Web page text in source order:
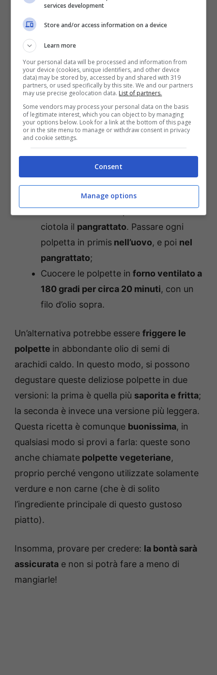
bene e unire poi lecarote lesse
tagliate a dadini, con ipisellini cotti.
Salare a piacere, e unire infine6 o 7
cucchiai di pangrattatofino a formare
un composto omogeneo;
Con le mani leggermente oliate,
formate quindi lepolpette
dosi, potrebbero uscirne circa 30;
Rompere in una ciotola
mescolarle: versare poi in un’altra
ciotola il pangrattato. Passare ogni
polpetta in primis nell’uovo, e poi nel
pangrattato;
Cuocere le polpette in forno ventilato a
180 gradi per circa 20 minuti, con un
filo d’olio sopra.
Un’alternativa potrebbe essere friggere le
polpette in abbondante olio di semi di
arachidi caldo. In questo modo, si possono
degustare queste deliziose polpette in due
versioni: la prima è quella più saporita e fritta;
la seconda è invece una versione più leggera.
Questa ricetta è comunque buonissima, in
qualsiasi modo si provi a farla: queste sono
anche chiamate polpette vegeteriane,
proprio perché vengono utilizzate solamente
verdure e non carne (che è di solito
l’ingrediente principale di questo gustoso
piatto).
Insomma, provare per credere: la bontà sarà
assicurata e non si potrà fare a meno di
mangiarle!
services development
Store and/or access information on a device
Learn more
Your personal data will be processed and information from
your device (cookies, unique identifiers, and other device
data) may be stored by, accessed by and shared with 319
partners, or used specifically by this site. We and our partners
may use precise geolocation data. List of partners.
Some vendors may process your personal data on the basis
of legitimate interest, which you can object to by managing
your options below. Look for a link at the bottom of this page
or in the site menu to manage or withdraw consent in privacy
and cookie settings.
Consent
Manage options